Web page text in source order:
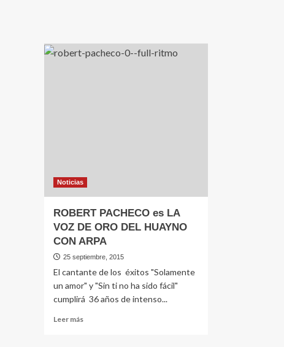
Noticias
ROBERT PACHECO es LA
VOZ DE ORO DEL HUAYNO
CON ARPA
25 septiembre, 2015
El cantante de los éxitos "Solamente
un amor" y "Sin ti no ha sido fácil"
cumplirá 36 años de intenso...
Leer más